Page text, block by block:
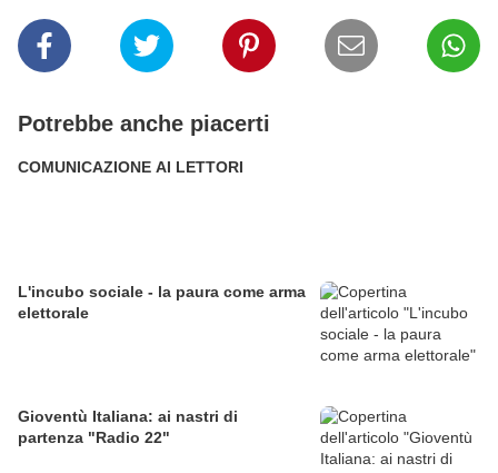
Potrebbe anche piacerti
COMUNICAZIONE AI LETTORI
L'incubo sociale - la paura come arma
elettorale
Gioventù Italiana: ai nastri di
partenza "Radio 22"